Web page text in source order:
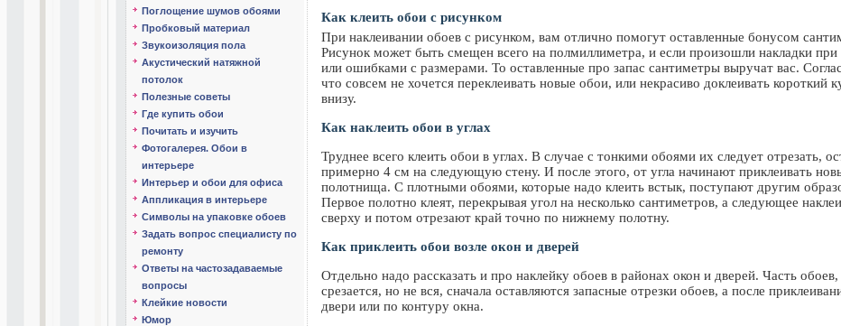
Поглощение шумов обоями
Пробковый материал
Звукоизоляция пола
Акустический натяжной
потолок
Полезные советы
Где купить обои
Почитать и изучить
Фотогалерея. Обои в
интерьере
Интерьер и обои для офиса
Аппликация в интерьере
Символы на упаковке обоев
Задать вопрос специалисту по
ремонту
Ответы на частозадаваемые
вопросы
Клейкие новости
Юмор
Как клеить обои с рисунком
При наклеивании обоев с рисунком, вам отлично помогут оставленные бонусом
Рисунок может быть смещен всего на полмиллиметра, и если произошли накладки при
или ошибками с размерами. То оставленные про запас сантиметры выручат вас.
что совсем не хочется переклеивать новые обои, или некрасиво доклеивать короткий
внизу.
Как наклеить обои в углах
Труднее всего клеить обои в углах. В случае с тонкими обоями их следует отрезать,
примерно 4 см на следующую стену. И после этого, от угла начинают приклеивать
полотнища. С плотными обоями, которые надо клеить встык, поступают другим
Первое полотно клеят, перекрывая угол на несколько сантиметров, а следующее
сверху и потом отрезают край точно по нижнему полотну.
Как приклеить обои возле окон и дверей
Отдельно надо рассказать и про наклейку обоев в районах окон и дверей. Часть
срезается, но не вся, сначала оставляются запасные отрезки обоев, а после
двери или по контуру окна.